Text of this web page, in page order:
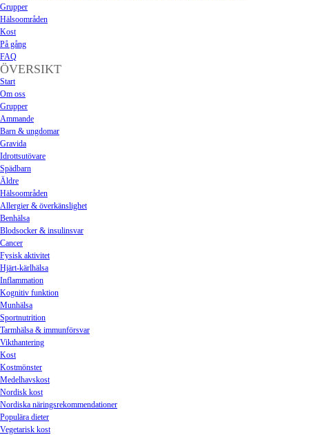
Grupper
Hälsoområden
Kost
På gång
FAQ
ÖVERSIKT
Start
Om oss
Grupper
Ammande
Barn & ungdomar
Gravida
Idrottsutövare
Spädbarn
Äldre
Hälsoområden
Allergier & överkänslighet
Benhälsa
Blodsocker & insulinsvar
Cancer
Fysisk aktivitet
Hjärt-kärlhälsa
Inflammation
Kognitiv funktion
Munhälsa
Sportnutrition
Tarmhälsa & immunförsvar
Vikthantering
Kost
Kostmönster
Medelhavskost
Nordisk kost
Nordiska näringsrekommendationer
Populära dieter
Vegetarisk kost